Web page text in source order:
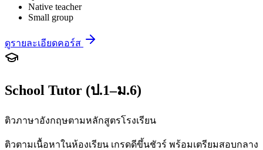
Native teacher
Small group
ดูรายละเอียดคอร์ส
School Tutor (ป.1–ม.6)
ติวภาษาอังกฤษตามหลักสูตรโรงเรียน
ติวตามเนื้อหาในห้องเรียน เกรดดีขึ้นชัวร์ พร้อมเตรียมสอบกลาง